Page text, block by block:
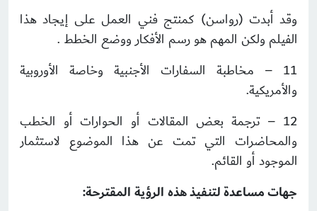
وقد أبدت (رواسن) كمنتج فني العمل على إيجاد هذا
الفيلم ولكن المهم هو رسم الأفكار ووضع الخطط .
11 – مخاطبة السفارات الأجنبية وخاصة الأوروبية
والأمريكية.
12 – ترجمة بعض المقالات أو الحوارات أو الخطب
والمحاضرات التي تمت عن هذا الموضوع لاستثمار
الموجود أو القائم.
جهات مساعدة لتنفيذ هذه الرؤية المقترحة: